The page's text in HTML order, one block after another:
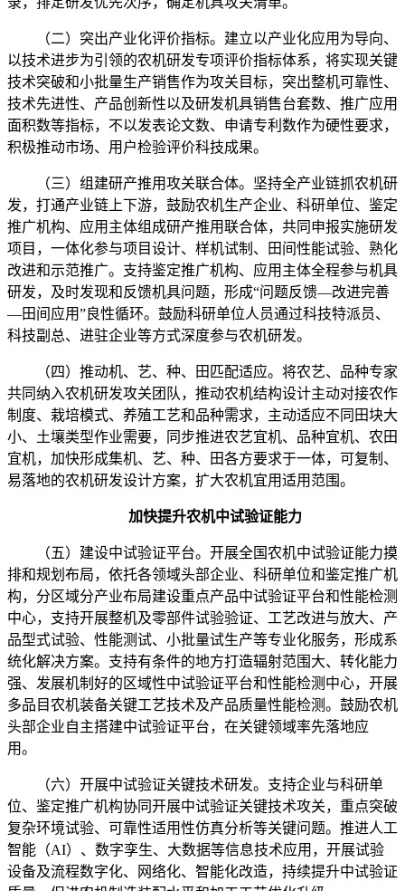
（二）突出产业化评价指标。建立以产业化应用为导向、
以技术进步为引领的农机研发专项评价指标体系，将实现关键
技术突破和小批量生产销售作为攻关目标，突出整机可靠性、
技术先进性、产品创新性以及研发机具销售台套数、推广应用
面积数等指标，不以发表论文数、申请专利数作为硬性要求，
积极推动市场、用户检验评价科技成果。
（三）组建研产推用攻关联合体。坚持全产业链抓农机研
发，打通产业链上下游，鼓励农机生产企业、科研单位、鉴定
推广机构、应用主体组成研产推用联合体，共同申报实施研发
项目，一体化参与项目设计、样机试制、田间性能试验、熟化
改进和示范推广。支持鉴定推广机构、应用主体全程参与机具
研发，及时发现和反馈机具问题，形成“问题反馈—改进完善
—田间应用”良性循环。鼓励科研单位人员通过科技特派员、
科技副总、进驻企业等方式深度参与农机研发。
（四）推动机、艺、种、田匹配适应。将农艺、品种专家
共同纳入农机研发攻关团队，推动农机结构设计主动对接农作
制度、栽培模式、养殖工艺和品种需求，主动适应不同田块大
小、土壤类型作业需要，同步推进农艺宜机、品种宜机、农田
宜机，加快形成集机、艺、种、田各方要求于一体，可复制、
易落地的农机研发设计方案，扩大农机宜用适用范围。
加快提升农机中试验证能力
（五）建设中试验证平台。开展全国农机中试验证能力摸
排和规划布局，依托各领域头部企业、科研单位和鉴定推广机
构，分区域分产业布局建设重点产品中试验证平台和性能检测
中心，支持开展整机及零部件试验验证、工艺改进与放大、产
品型式试验、性能测试、小批量试生产等专业化服务，形成系
统化解决方案。支持有条件的地方打造辐射范围大、转化能力
强、发展机制好的区域性中试验证平台和性能检测中心，开展
多品目农机装备关键工艺技术及产品质量性能检测。鼓励农机
头部企业自主搭建中试验证平台，在关键领域率先落地应
用。
（六）开展中试验证关键技术研发。支持企业与科研单
位、鉴定推广机构协同开展中试验证关键技术攻关，重点突破
复杂环境试验、可靠性适用性仿真分析等关键问题。推进人工
智能（AI）、数字孪生、大数据等信息技术应用，开展试验
设备及流程数字化、网络化、智能化改造，持续提升中试验证